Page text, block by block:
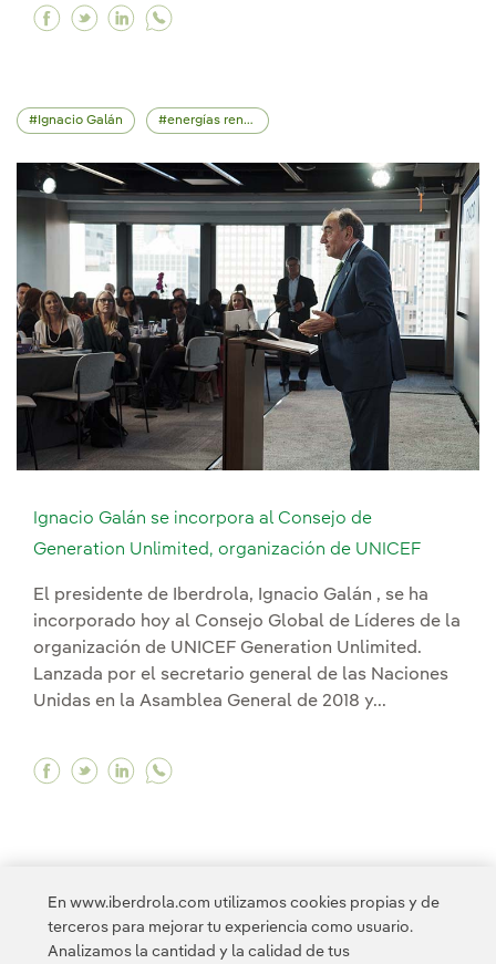
Facebook Apostamos por retener y atraer el
Twitter Apostamos por retener y atraer el
Linkedin Apostamos por retener y
Ignacio Galán energías renovables
Ignacio Galán se incorpora al Consejo de
Generation Unlimited, organización de UNICEF
El presidente de Iberdrola, Ignacio Galán , se ha
incorporado hoy al Consejo Global de Líderes de la
organización de UNICEF Generation Unlimited.
Lanzada por el secretario general de las Naciones
Unidas en la Asamblea General de 2018 y...
Facebook Ignacio Galán se incorpora al
Twitter Ignacio Galán se incorpora al
Linkedin Ignacio Galán se incorpora
1 2 3 4 >
En www.iberdrola.com utilizamos cookies propias y de
terceros para mejorar tu experiencia como usuario.
Analizamos la cantidad y la calidad de tus